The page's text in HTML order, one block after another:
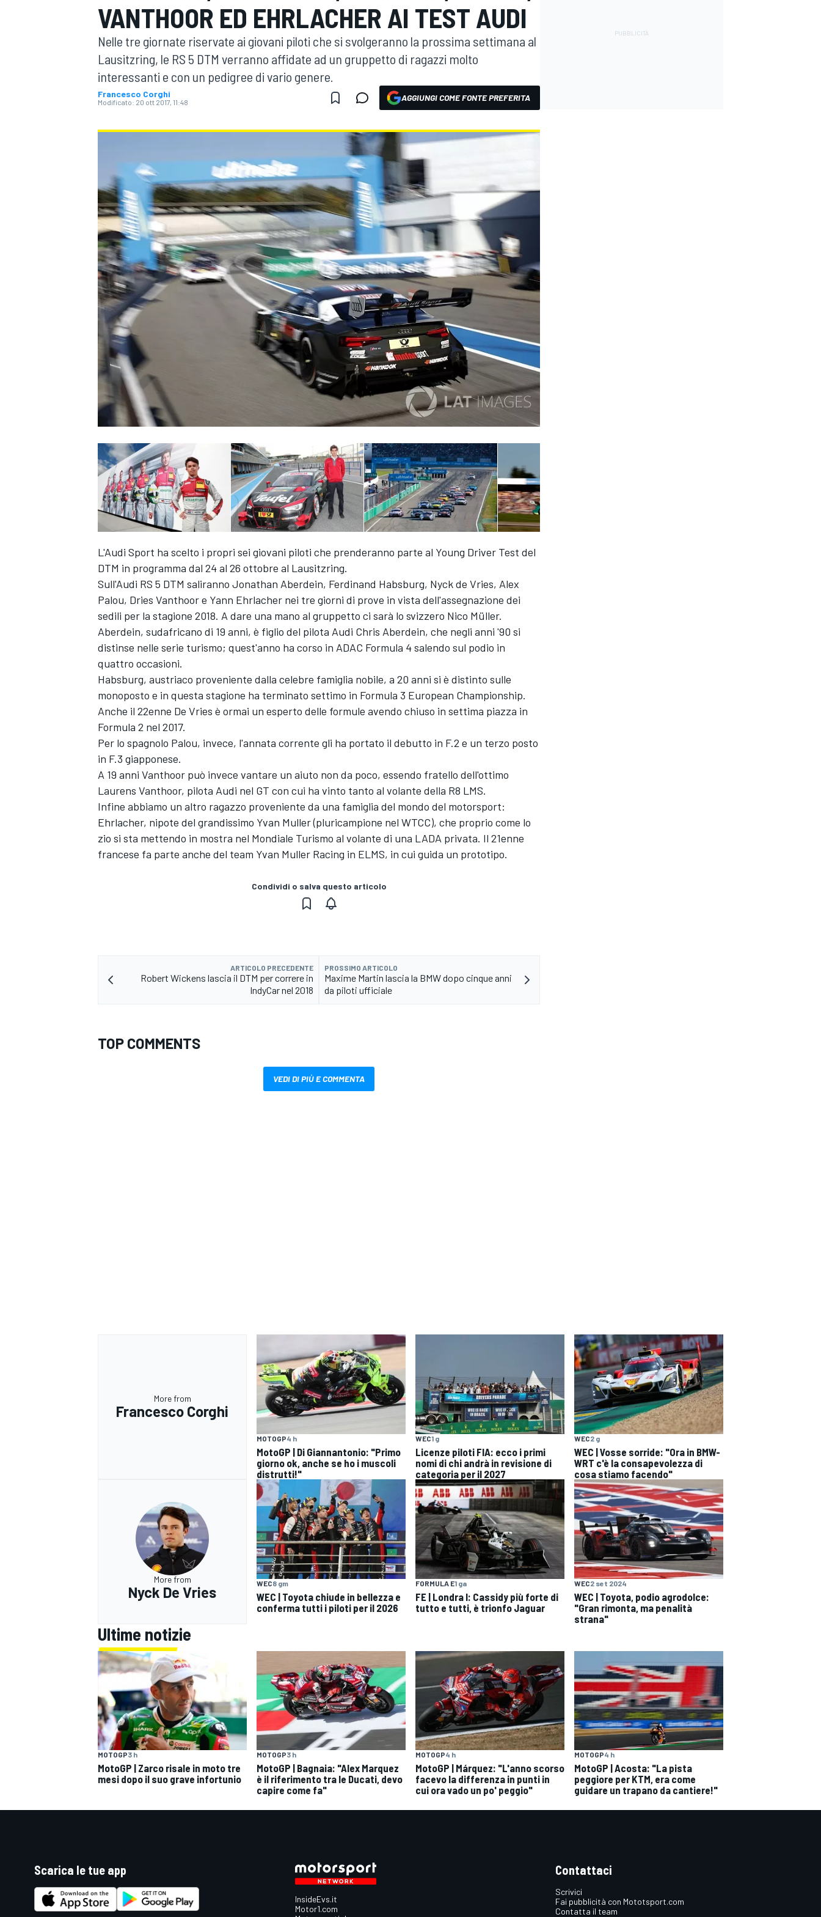
MOTOGP WEC
MONOPOSTO
ENDURANCE/GT
VANTHOOR ED EHRLACHER AI TEST AUDI
Nelle tre giornate riservate ai giovani piloti che si svolgeranno la prossima settimana al
Lausitzring, le RS 5 DTM verranno affidate ad un gruppetto di ragazzi molto
interessanti e con un pedigree di vario genere.
Francesco Corghi
Modificato: 20 ott 2017, 11:48 AGGIUNGI COME FONTE PREFERITA
L'Audi Sport ha scelto i propri sei giovani piloti che prenderanno parte al Young Driver Test del
DTM in programma dal 24 al 26 ottobre al Lausitzring.
Sull'Audi RS 5 DTM saliranno Jonathan Aberdein, Ferdinand Habsburg, Nyck de Vries, Alex
Palou, Dries Vanthoor e Yann Ehrlacher nei tre giorni di prove in vista dell'assegnazione dei
sedili per la stagione 2018. A dare una mano al gruppetto ci sarà lo svizzero Nico Müller.
Aberdein, sudafricano di 19 anni, è figlio del pilota Audi Chris Aberdein, che negli anni '90 si
distinse nelle serie turismo; quest'anno ha corso in ADAC Formula 4 salendo sul podio in
quattro occasioni.
Habsburg, austriaco proveniente dalla celebre famiglia nobile, a 20 anni si è distinto sulle
monoposto e in questa stagione ha terminato settimo in Formula 3 European Championship.
Anche il 22enne De Vries è ormai un esperto delle formule avendo chiuso in settima piazza in
Formula 2 nel 2017.
Per lo spagnolo Palou, invece, l'annata corrente gli ha portato il debutto in F.2 e un terzo posto
in F.3 giapponese.
A 19 anni Vanthoor può invece vantare un aiuto non da poco, essendo fratello dell'ottimo
Laurens Vanthoor, pilota Audi nel GT con cui ha vinto tanto al volante della R8 LMS.
Infine abbiamo un altro ragazzo proveniente da una famiglia del mondo del motorsport:
Ehrlacher, nipote del grandissimo Yvan Muller (pluricampione nel WTCC), che proprio come lo
zio si sta mettendo in mostra nel Mondiale Turismo al volante di una LADA privata. Il 21enne
francese fa parte anche del team Yvan Muller Racing in ELMS, in cui guida un prototipo.
Condividi o salva questo articolo
ARTICOLO PRECEDENTE
Robert Wickens lascia il DTM per correre in
IndyCar nel 2018
PROSSIMO ARTICOLO
Maxime Martin lascia la BMW dopo cinque anni
da piloti ufficiale
TOP COMMENTS
VEDI DI PIÙ E COMMENTA
More from
Francesco Corghi
MOTOGP4 h
MotoGP | Di Giannantonio: "Primo
giorno ok, anche se ho i muscoli
distrutti!"
WEC1 g
Licenze piloti FIA: ecco i primi
nomi di chi andrà in revisione di
categoria per il 2027
WEC2 g
WEC | Vosse sorride: "Ora in BMW-
WRT c'è la consapevolezza di
cosa stiamo facendo"
More from
Nyck De Vries
WEC8 gm
WEC | Toyota chiude in bellezza e
conferma tutti i piloti per il 2026
FORMULA E1 ga
FE | Londra I: Cassidy più forte di
tutto e tutti, è trionfo Jaguar
WEC2 set 2024
WEC | Toyota, podio agrodolce:
"Gran rimonta, ma penalità
strana"
Ultime notizie
MOTOGP3 h
MotoGP | Zarco risale in moto tre
mesi dopo il suo grave infortunio
MOTOGP3 h
MotoGP | Bagnaia: "Alex Marquez
è il riferimento tra le Ducati, devo
capire come fa"
MOTOGP4 h
MotoGP | Márquez: "L'anno scorso
facevo la differenza in punti in
cui ora vado un po' peggio"
MOTOGP4 h
MotoGP | Acosta: "La pista
peggiore per KTM, era come
guidare un trapano da cantiere!"
Scarica le tue app
InsideEvs.it
Motor1.com
Contattaci
Scrivici
Fai pubblicità con Mototsport.com
Contatta il team